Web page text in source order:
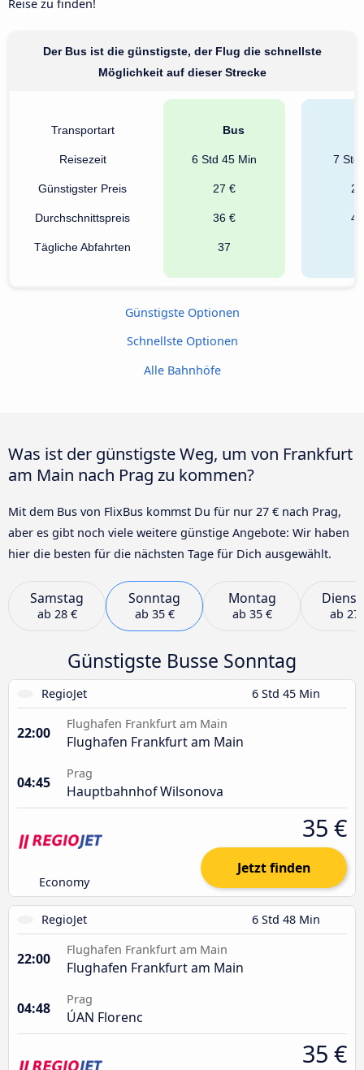
Reise zu finden!
Der Bus ist die günstigste, der Flug die schnellste
Möglichkeit auf dieser Strecke
Transportart
Reisezeit
Günstigster Preis
Durchschnittspreis
Tägliche Abfahrten
Bus
6 Std 45 Min
27 €
36 €
37
7 Std
Günstigste Optionen
Schnellste Optionen
Alle Bahnhöfe
Was ist der günstigste Weg, um von Frankfurt
am Main nach Prag zu kommen?
Mit dem Bus von FlixBus kommst Du für nur 27 € nach Prag,
aber es gibt noch viele weitere günstige Angebote: Wir haben
hier die besten für die nächsten Tage für Dich ausgewählt.
Samstag
ab 28 €
Sonntag
ab 35 €
Montag
ab 35 € ab 27
Günstigste Busse Sonntag
RegioJet 6 Std 45 Min
22:00
Flughafen Frankfurt am Main
Flughafen Frankfurt am Main
04:45
Prag
Hauptbahnhof Wilsonova
Economy
35 €
Jetzt finden
RegioJet 6 Std 48 Min
22:00
Flughafen Frankfurt am Main
Flughafen Frankfurt am Main
04:48
Prag
ÚAN Florenc
35 €